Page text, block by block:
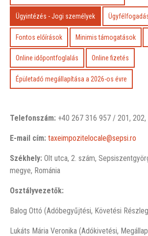
Ügyintézés - Jogi személyek
Fontos előírások Minimis támogatások
Online időpontfoglalás Online fizetés
Épületadó megállapítása a 2026-os évre
Telefonszám: +40 267 316 957 / 201,
E-mail cím: taxeimpozitelocale@sepsi.ro
Székhely: Olt utca, 2. szám,
megye, Románia
Osztályvezetők:
Balog Ottó (Adóbegyűjtési, Követési
Lukáts Mária Veronika (Adókivetési,